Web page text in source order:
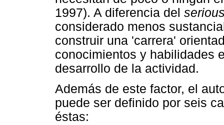
1997). A diferencia del
considerado menos
construir una 'carrera'
conocimientos y habilidades
desarrollo de la actividad.
Además de este factor, el
puede ser definido por seis
éstas: